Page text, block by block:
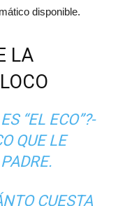
LA
“EL ECO”?-
QUE LE
CUESTA